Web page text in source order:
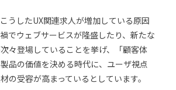
うしたUX関連求人が増加している原因
でウェブサービスが隆盛したり、新たな
々登場していることを挙げ、「顧客体
品の価値を決める時代に、ユーザ視点
の受容が高まっているとしています。